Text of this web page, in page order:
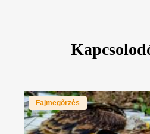
Fajmegőrzés